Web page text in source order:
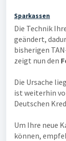
Sparkassen
Die Technik
geändert,
bisherigen
zeigt nun den
Die Ursache
ist weiterhin
Deutschen
Um Ihre neue
können,